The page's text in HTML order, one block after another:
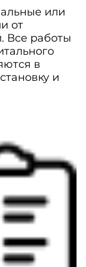
или
от
Все работы
в
и